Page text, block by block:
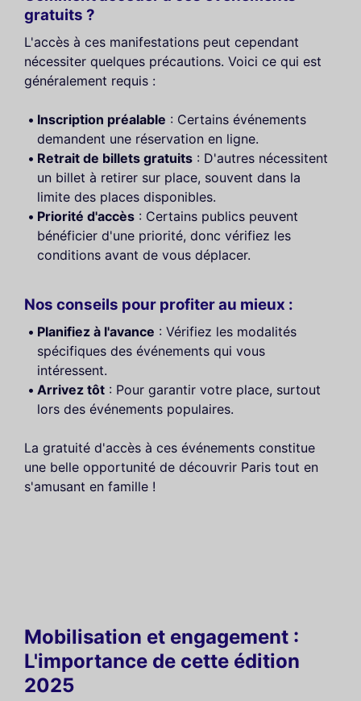
gratuits ?
L'accès à ces manifestations peut cependant
nécessiter quelques précautions. Voici ce qui est
généralement requis :
Inscription préalable : Certains événements
demandent une réservation en ligne.
Retrait de billets gratuits : D'autres nécessitent
un billet à retirer sur place, souvent dans la
limite des places disponibles.
Priorité d'accès : Certains publics peuvent
bénéficier d'une priorité, donc vérifiez les
conditions avant de vous déplacer.
Nos conseils pour profiter au mieux :
Planifiez à l'avance : Vérifiez les modalités
spécifiques des événements qui vous
intéressent.
Arrivez tôt : Pour garantir votre place, surtout
lors des événements populaires.
La gratuité d'accès à ces événements constitue
une belle opportunité de découvrir Paris tout en
s'amusant en famille !
Mobilisation et engagement :
L'importance de cette édition
2025